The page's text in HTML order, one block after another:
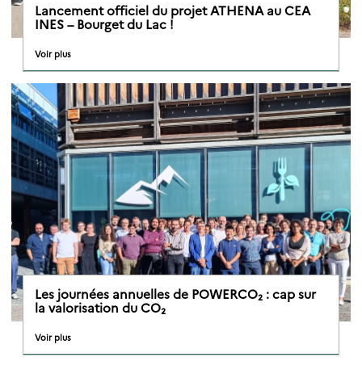
Lancement officiel du projet ATHENA au CEA
INES – Bourget du Lac !
Voir plus
Les journées annuelles de POWERCO₂ : cap sur
la valorisation du CO₂
Voir plus